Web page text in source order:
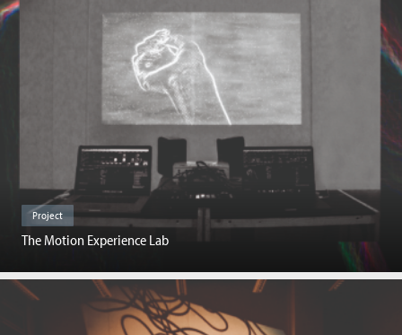
Project
The Motion Experience Lab